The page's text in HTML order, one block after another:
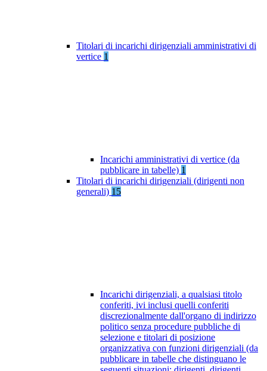
Titolari di incarichi dirigenziali amministrativi di
vertice 1
Incarichi amministrativi di vertice (da
pubblicare in tabelle) 1
Titolari di incarichi dirigenziali (dirigenti non
generali) 15
Incarichi dirigenziali, a qualsiasi titolo
conferiti, ivi inclusi quelli conferiti
discrezionalmente dall'organo di indirizzo
politico senza procedure pubbliche di
selezione e titolari di posizione
organizzativa con funzioni dirigenziali (da
pubblicare in tabelle che distinguano le